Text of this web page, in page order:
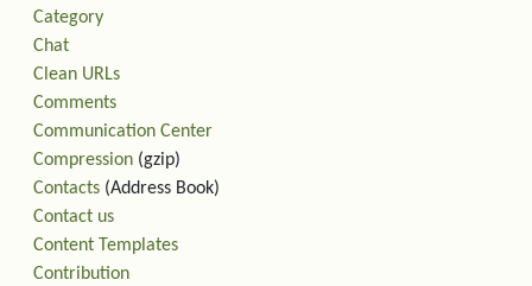
Category
Chat
Clean URLs
Comments
Communication Center
Compression (gzip)
Contacts (Address Book)
Contact us
Content Templates
Contribution